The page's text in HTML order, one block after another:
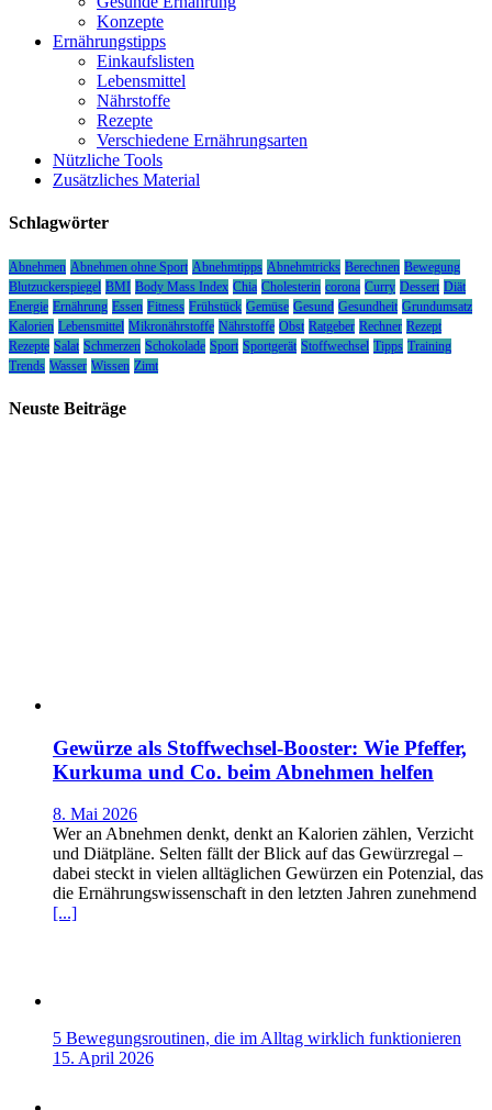
Konzepte
Ernährungstipps
Einkaufslisten
Lebensmittel
Nährstoffe
Rezepte
Verschiedene Ernährungsarten
Nützliche Tools
Zusätzliches Material
Schlagwörter
Abnehmen Abnehmen ohne Sport Abnehmtipps Abnehmtricks Berechnen Bewegung
Blutzuckerspiegel BMI Body Mass Index Chia Cholesterin corona Curry Dessert Diät
Energie Ernährung Essen Fitness Frühstück Gemüse Gesund Gesundheit Grundumsatz
Kalorien Lebensmittel Mikronährstoffe Nährstoffe Obst Ratgeber Rechner Rezept
Rezepte Salat Schmerzen Schokolade Sport Sportgerät Stoffwechsel Tipps Training
Trends Wasser Wissen Zimt
Neuste Beiträge
Gewürze als Stoffwechsel-Booster: Wie Pfeffer,
Kurkuma und Co. beim Abnehmen helfen
8. Mai 2026
Wer an Abnehmen denkt, denkt an Kalorien zählen, Verzicht
und Diätpläne. Selten fällt der Blick auf das Gewürzregal –
dabei steckt in vielen alltäglichen Gewürzen ein Potenzial, das
die Ernährungswissenschaft in den letzten Jahren zunehmend
[...]
5 Bewegungsroutinen, die im Alltag wirklich funktionieren
15. April 2026